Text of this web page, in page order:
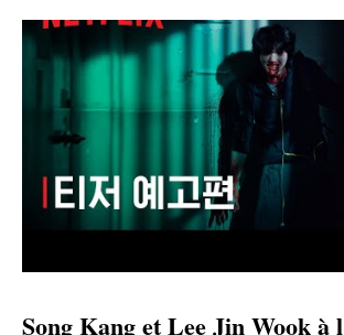
Song Kang et Lee Jin Wook à